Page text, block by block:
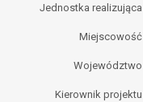
Jednostka realizująca
Miejscowość
Województwo
Kierownik projektu